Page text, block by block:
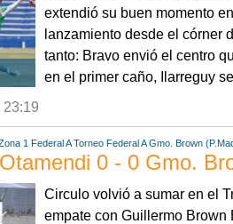
extendió su buen momento
lanzamiento desde el córner
tanto: Bravo envió el centro
en el primer caño, Ilarreguy
1 Federal A Torneo Federal A Gmo. Brown
0 - 0 Gmo.
Circulo volvió a sumar en el
empate con Guillermo